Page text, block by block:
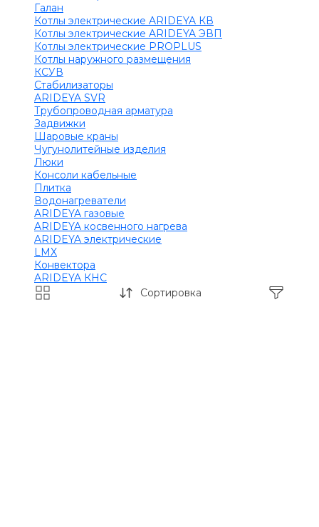
Галан
Котлы электрические ARIDEYA КВ
Котлы электрические ARIDEYA ЭВП
Котлы электрические PROPLUS
Котлы наружного размещения
КСУВ
Стабилизаторы
ARIDEYA SVR
Трубопроводная арматура
Задвижки
Шаровые краны
Чугунолитейные изделия
Люки
Консоли кабельные
Плитка
Водонагреватели
ARIDEYA газовые
ARIDEYA косвенного нагрева
ARIDEYA электрические
LMX
Конвектора
ARIDEYA КНС
Сортировка